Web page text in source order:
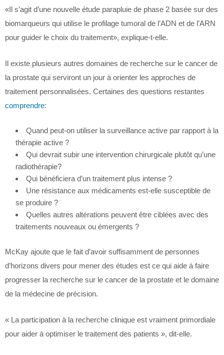
«Il s’agit d’une nouvelle étude parapluie de phase 2 basée sur des
biomarqueurs qui utilise le profilage tumoral de l’ADN et de l’ARN
pour guider le choix du traitement», explique-t-elle.
Il existe plusieurs autres domaines de recherche sur le cancer de
la prostate qui serviront un jour à orienter les approches de
traitement personnalisées. Certaines des questions restantes
comprendre:
Quand peut-on utiliser la surveillance active par rapport à la
thérapie active ?
Qui devrait subir une intervention chirurgicale plutôt qu’une
radiothérapie?
Qui bénéficiera d’un traitement plus intense ?
Une résistance aux médicaments est-elle susceptible de
se produire ?
Quelles autres altérations peuvent être ciblées avec des
traitements nouveaux ou émergents ?
McKay ajoute que le fait d’avoir suffisamment de personnes
d’horizons divers pour mener des études est ce qui aide à faire
progresser la recherche sur le cancer de la prostate et le domaine
de la médecine de précision.
« La participation à la recherche clinique est vraiment primordiale
pour aider à optimiser le traitement des patients », dit-elle.